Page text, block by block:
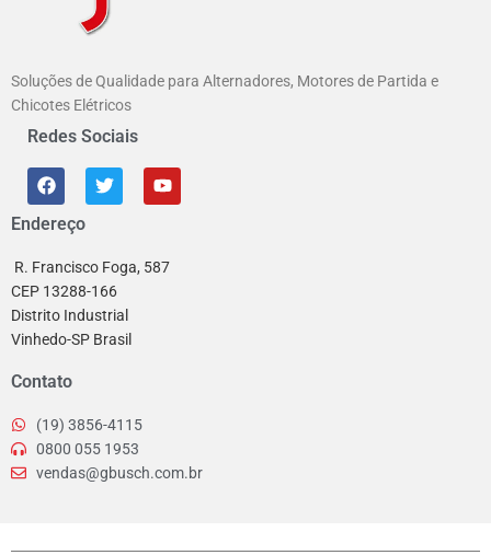
Soluções de Qualidade para Alternadores, Motores de Partida e
Chicotes Elétricos
Redes Sociais
Endereço
R. Francisco Foga, 587
CEP 13288-166
Distrito Industrial
Vinhedo-SP Brasil
Contato
(19) 3856-4115
0800 055 1953
vendas@gbusch.com.br